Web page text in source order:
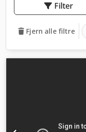
Filter
Fjern alle filtre